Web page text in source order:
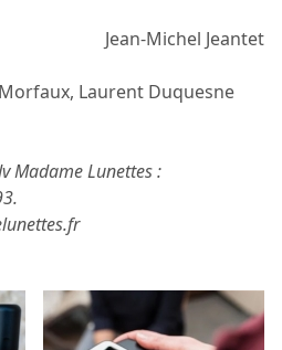
Jean-Michel Jeantet
Laurent Duquesne
Madame Lunettes :